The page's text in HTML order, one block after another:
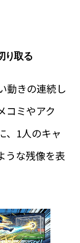
り取る
動きの連続し
コミやアク
、1人のキャ
うな残像を表